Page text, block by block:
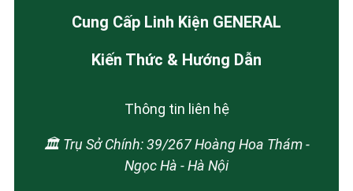
Cung Cấp Linh Kiện GENERAL
Kiến Thức & Hướng Dẫn
Thông tin liên hệ
🏛️ Trụ Sở Chính: 39/267 Hoàng Hoa Thám -
Ngọc Hà - Hà Nội